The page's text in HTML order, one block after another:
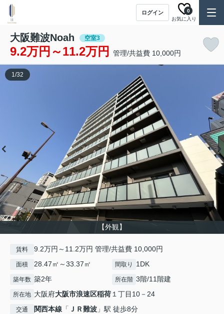
ログイン
お気に入り
0
大阪難波Noah 空室3
9.2万円～11.2万円 管理/共益費 10,000円
【外観】
1/32
賃料 9.2万円～11.2万円 管理/共益費 10,000円
面積 28.47㎡～33.37㎡ 間取り 1DK
築年数 築2年 所在階 3階/11階建
所在地 大阪府大阪市浪速区稲荷１丁目10－24
交通 関西本線 「 ＪＲ難波 」駅 徒歩8分